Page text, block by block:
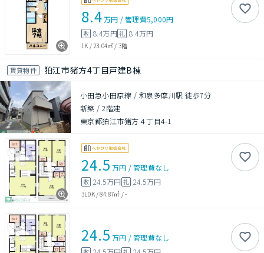
8.4万円 /管理費5,000円
敷 8.4万円礼 8.4万円
1K /23.04㎡ / 3階
賃貸物件 狛江市猪方4丁目戸建B棟
小田急小田原線 / 和泉多摩川駅 徒歩7分
新築 /2階建
東京都狛江市猪方４丁目4-1
24.5 万円 /管理費なし
敷 24.5万円 礼 24.5万円
3LDK/84.87㎡ /-
24.5 万円 /管理費なし
敷 礼